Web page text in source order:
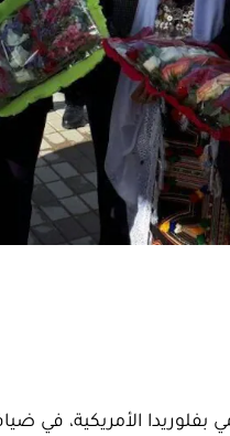
الأمريكية، في